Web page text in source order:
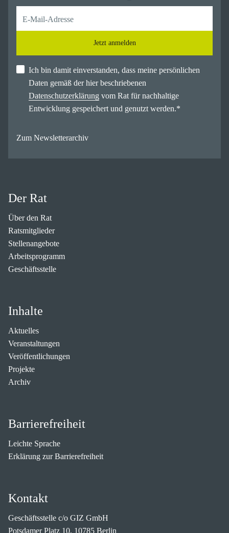
Jetzt anmelden
Ich bin damit einverstanden, dass meine persönlichen
Daten gemäß der hier beschriebenen
Datenschutzerklärung vom Rat für nachhaltige
Entwicklung gespeichert und genutzt werden.*
Zum Newsletterarchiv
Der Rat
Über den Rat
Ratsmitglieder
Stellenangebote
Arbeitsprogramm
Geschäftsstelle
Inhalte
Aktuelles
Veranstaltungen
Veröffentlichungen
Projekte
Archiv
Barrierefreiheit
Leichte Sprache
Erklärung zur Barrierefreiheit
Kontakt
Geschäftsstelle c/o GIZ GmbH
Potsdamer Platz 10, 10785 Berlin